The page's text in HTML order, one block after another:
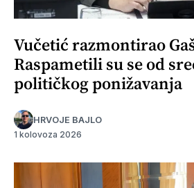
Vučetić razmontirao
Raspametili su se od
političkog ponižavanja
HRVOJE BAJLO
1 kolovoza 2026